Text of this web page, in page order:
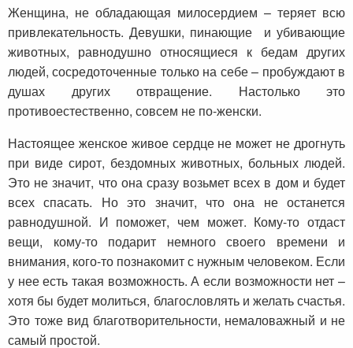
Женщина, не обладающая милосердием – теряет всю
привлекательность. Девушки, пинающие и убивающие
животных, равнодушно относящиеся к бедам других
людей, сосредоточенные только на себе – пробуждают в
душах других отвращение. Настолько это
противоестественно, совсем не по-женски.
Настоящее женское живое сердце не может не дрогнуть
при виде сирот, бездомных животных, больных людей.
Это не значит, что она сразу возьмет всех в дом и будет
всех спасать. Но это значит, что она не останется
равнодушной. И поможет, чем может. Кому-то отдаст
вещи, кому-то подарит немного своего времени и
внимания, кого-то познакомит с нужным человеком. Если
у нее есть такая возможность. А если возможности нет –
хотя бы будет молиться, благословлять и желать счастья.
Это тоже вид благотворительности, немаловажный и не
самый простой.